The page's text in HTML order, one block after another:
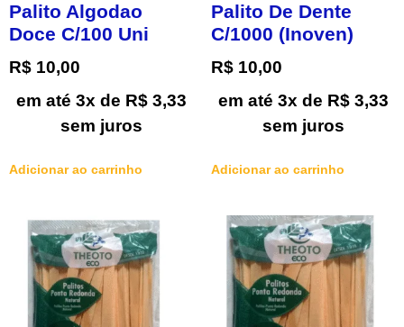
Palito Algodao
Doce C/100 Uni
R$ 10,00
em até 3x de R$3,33
sem juros
Adicionar ao carrinho
Palito De Dente
C/1000 (Inoven)
R$ 10,00
em até 3x de R$3,33
sem juros
Adicionar ao carrinho